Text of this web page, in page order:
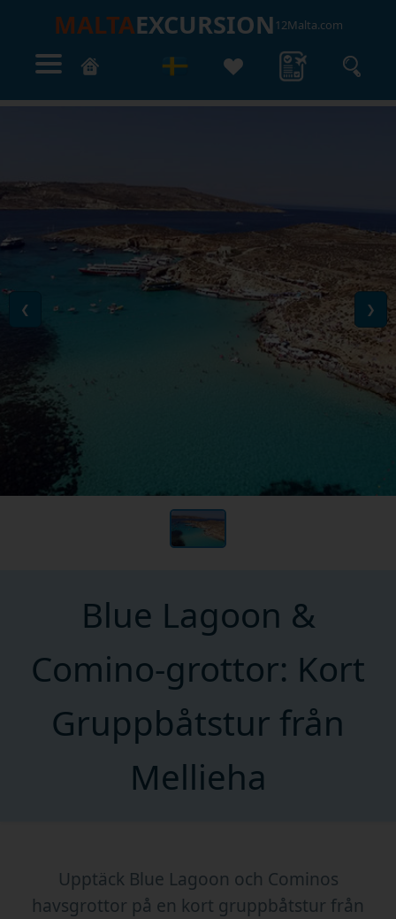
MALTAEXCURSION 12Malta.com
❮ ❯
Blue Lagoon &
Comino-grottor: Kort
Gruppbåtstur från
Mellieha
Upptäck Blue Lagoon och Cominos
havsgrottor på en kort gruppbåtstur från